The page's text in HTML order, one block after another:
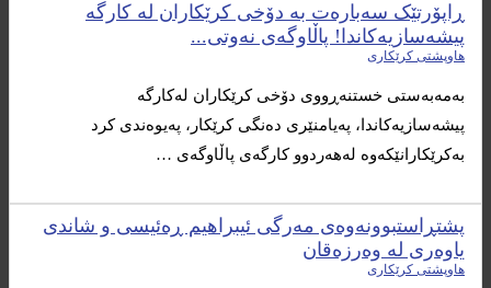
ڕاپۆرتێک سەبارەت بە دۆخی کرێکاران لە کارگە
پیشەسازیەکاندا! پاڵاوگەی نەوتی...
هاوپشتی کرێکاری
بەمەبەستی خستنەڕووی دۆخی کرێکاران لەکارگە
پیشەسازیەکاندا، پەیامنێری دەنگی کرێکار، پەیوەندی کرد
بەکرێکارانێکەوە لەهەردوو کارگەی پاڵاوگەی …
پشتڕاستبوونه‌وه‌ی مه‌رگی ئیبراهیم ڕه‌ئیسی و شاندی
یاوه‌ری له‌ وه‌رزه‌قان
هاوپشتی کرێکاری